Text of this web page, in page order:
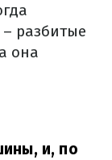
– разбитые
она
и, по